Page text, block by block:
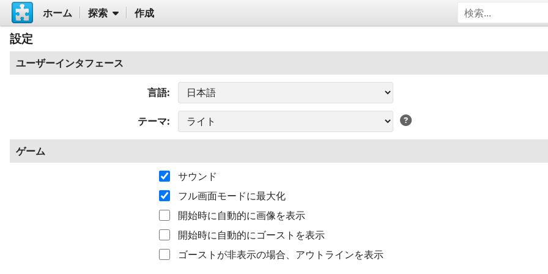
ホーム 探索 作成
設定
ユーザーインタフェース
言語
テーマ
ゲーム
サウンド
フル画面モードに最大化
開始時に自動的に画像を表示
開始時に自動的にゴーストを表示
ゴーストが非表示の場合、アウトラインを表示